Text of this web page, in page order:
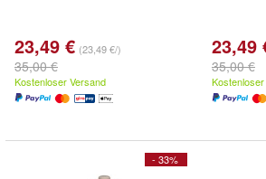
23,49 € (23,49 €/)
35,00 €
Kostenloser Versand
23,49
35,00 €
- 33%